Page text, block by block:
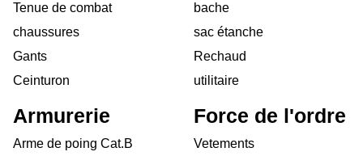
Tenue de combat
chaussures
Gants
Ceinturon
bache
sac étanche
Rechaud
utilitaire
Armurerie
Arme de poing Cat.B
Force de l'ordre
Vetements